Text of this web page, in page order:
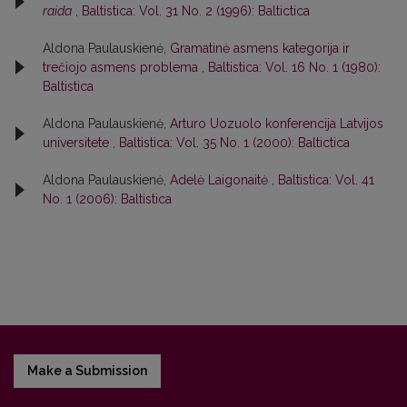
raida
Baltistica: Vol. 31 No. 2 (1996): Baltictica
Aldona Paulauskienė, Gramatinė asmens kategorija ir
trečiojo asmens problema
Baltistica: Vol. 16 No. 1 (1980):
Baltistica
Aldona Paulauskienė, Arturo Uozuolo konferencija Latvijos
universitete
Baltistica: Vol. 35 No. 1 (2000): Baltictica
Aldona Paulauskienė, Adelė Laigonaitė
Baltistica: Vol. 41
No. 1 (2006): Baltistica
Make a Submission